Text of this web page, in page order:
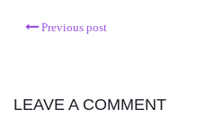
Previous post
LEAVE A COMMENT